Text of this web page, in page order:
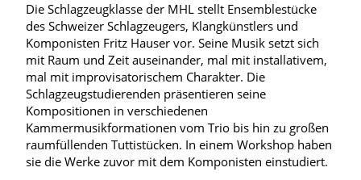
Die Schlagzeugklasse der MHL stellt Ensemblestücke
des Schweizer Schlagzeugers, Klangkünstlers und
Komponisten Fritz Hauser vor. Seine Musik setzt sich
mit Raum und Zeit auseinander, mal mit installativem,
mal mit improvisatorischem Charakter. Die
Schlagzeugstudierenden präsentieren seine
Kompositionen in verschiedenen
Kammermusikformationen vom Trio bis hin zu großen
raumfüllenden Tuttistücken. In einem Workshop haben
sie die Werke zuvor mit dem Komponisten einstudiert.